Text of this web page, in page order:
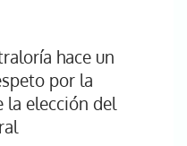
hace un
por la
elección del